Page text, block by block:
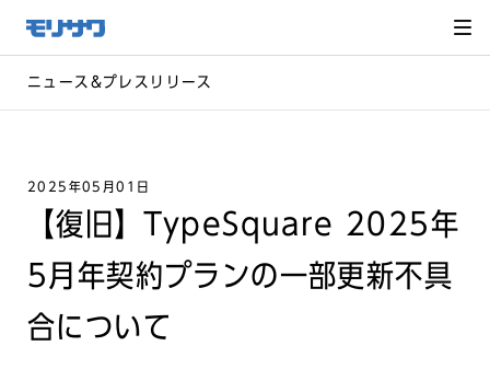
メ
ニュー
飛ばし
へ移動
ニュース&プレスリリース
2025年05月01日
【復旧】TypeSquare 2025年
5月年契約プランの一部更新不具
合について